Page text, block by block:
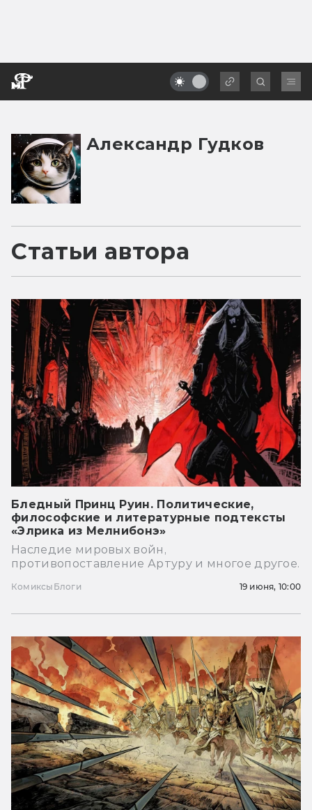
Александр Гудков
Статьи автора
Бледный Принц Руин. Политические,
философские и литературные подтексты
«Элрика из Мелнибонэ»
Наследие мировых войн,
противопоставление Артуру и многое другое.
Комиксы Блоги 19 июня, 10:00